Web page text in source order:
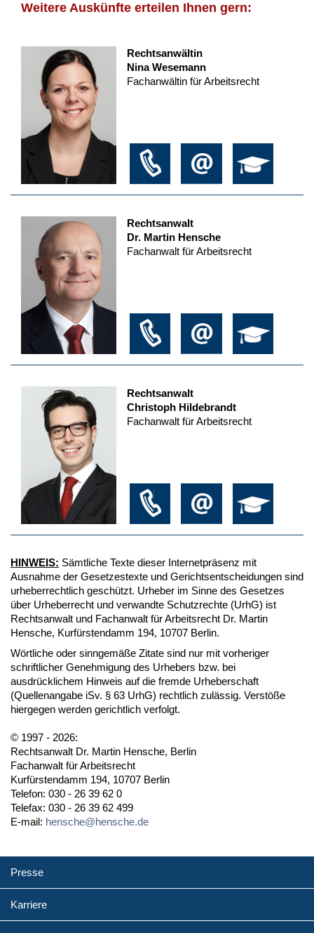
Weitere Auskünfte erteilen Ihnen gern:
Rechtsanwältin
Nina Wesemann
Fachanwältin für Arbeitsrecht
Rechtsanwalt
Dr. Martin Hensche
Fachanwalt für Arbeitsrecht
Rechtsanwalt
Christoph Hildebrandt
Fachanwalt für Arbeitsrecht
HINWEIS: Sämtliche Texte dieser Internetpräsenz mit
Ausnahme der Gesetzestexte und Gerichtsentscheidungen sind
urheberrechtlich geschützt. Urheber im Sinne des Gesetzes
über Urheberrecht und verwandte Schutzrechte (UrhG) ist
Rechtsanwalt und Fachanwalt für Arbeitsrecht Dr. Martin
Hensche, Kurfürstendamm 194, 10707 Berlin.
Wörtliche oder sinngemäße Zitate sind nur mit vorheriger
schriftlicher Genehmigung des Urhebers bzw. bei
ausdrücklichem Hinweis auf die fremde Urheberschaft
(Quellenangabe iSv. § 63 UrhG) rechtlich zulässig. Verstöße
hiergegen werden gerichtlich verfolgt.
© 1997 - 2026:
Rechtsanwalt Dr. Martin Hensche, Berlin
Fachanwalt für Arbeitsrecht
Kurfürstendamm 194, 10707 Berlin
Telefon: 030 - 26 39 62 0
Telefax: 030 - 26 39 62 499
E-mail: hensche@hensche.de
Presse
Karriere